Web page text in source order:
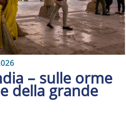
– sulle orme
della grande